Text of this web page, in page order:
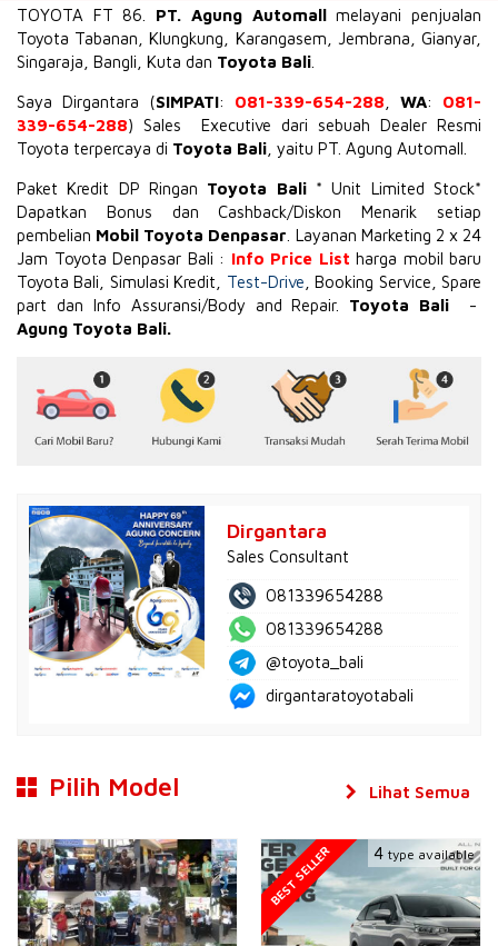
TOYOTA FT 86 PT. Agung Automallmelayani penjualan
Toyota Tabanan, Klungkung, Karangasem, Jembrana, Gianyar,
Singaraja, Bangli, Kuta dan Toyota Bali
Saya Dirgantara (SIMPATI: 081-339-654-288 WA: 081-
339-654-288) Sales Executive dari sebuah Dealer Resmi
Toyota terpercaya di Toyota Bali , yaitu PT. Agung Automall.
Paket Kredit DP Ringan Toyota Bali * Unit Limited Stock*
Dapatkan Bonus dan Cashback/Diskon Menarik setiap
pembelian Mobil Toyota Denpasar . Layanan Marketing 2 x 24
Jam Toyota Denpasar Bali : Info Price List harga mobil baru
Toyota Bali, Simulasi Kredit, Test-Drive , Booking Service, Spare
part dan Info Assuransi/Body and Repair. Toyota Bali -
Agung Toyota Bali.
Dirgantara
Sales Consultant
081339654288
081339654288
@toyota_bali
dirgantaratoyotabali
Pilih Model
BEST SELLER 4 type available
Lihat Semua